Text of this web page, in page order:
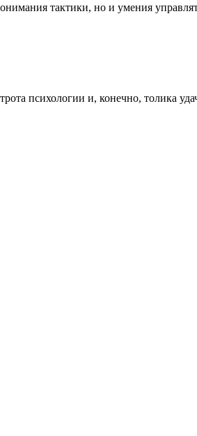
тактики, но и умения
психологии и, конечно, толика